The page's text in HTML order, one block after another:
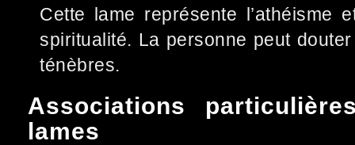
Cette lame représente l’athéisme
spiritualité. La personne peut
ténèbres.
Associations
lames